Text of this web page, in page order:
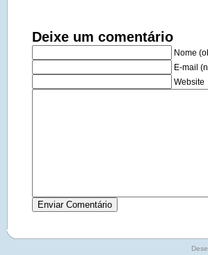
Deixe um comentário
Nome
E-mail
Website